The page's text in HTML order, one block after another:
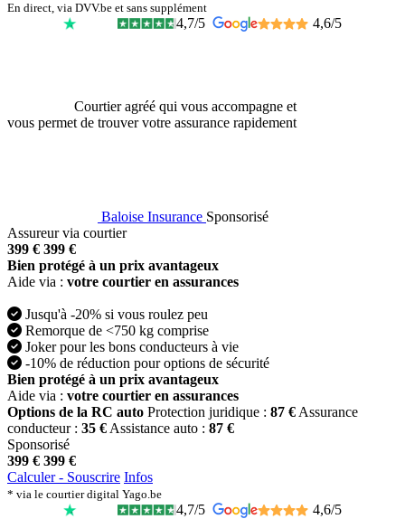
En direct, via DVV.be et sans supplément
4,7/5 4,6/5
Courtier agréé qui vous accompagne et
vous permet de trouver votre assurance rapidement
Baloise Insurance Sponsorisé
Assureur via courtier
399 € 399 €
Bien protégé à un prix avantageux
Aide via : votre courtier en assurances
Jusqu'à -20% si vous roulez peu
Remorque de <750 kg comprise
Joker pour les bons conducteurs à vie
-10% de réduction pour options de sécurité
Bien protégé à un prix avantageux
Aide via : votre courtier en assurances
Options de la RC auto Protection juridique : 87 € Assurance
conducteur : 35 € Assistance auto : 87 €
Sponsorisé
399 € 399 €
Calculer - Souscrire Infos
* via le courtier digital Yago.be
4,7/5 4,6/5